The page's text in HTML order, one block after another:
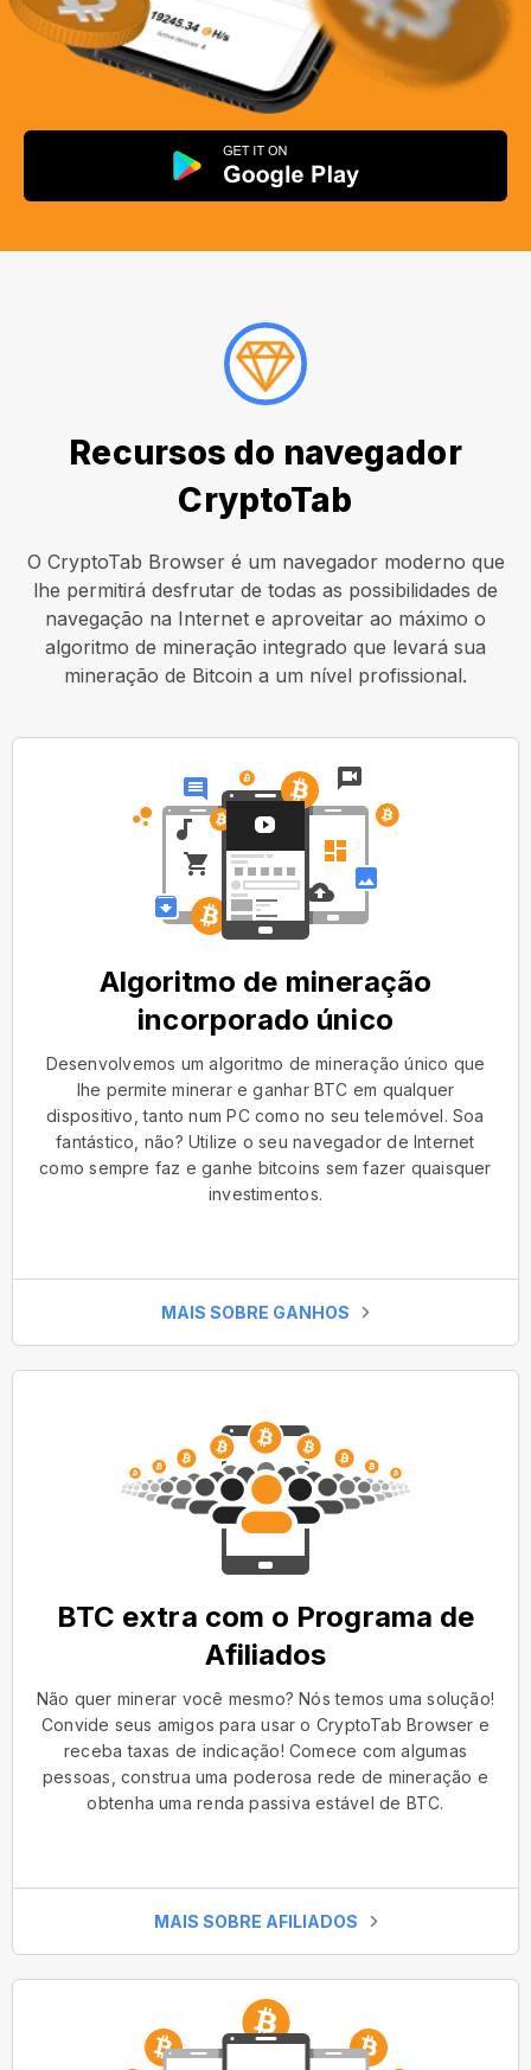
Recursos do navegador
CryptoTab
O CryptoTab Browser é um navegador moderno que
lhe permitirá desfrutar de todas as possibilidades de
navegação na Internet e aproveitar ao máximo o
algoritmo de mineração integrado que levará sua
mineração de Bitcoin a um nível profissional.
Algoritmo de mineração
incorporado único
Desenvolvemos um algoritmo de mineração único que
lhe permite minerar e ganhar BTC em qualquer
dispositivo, tanto num PC como no seu telemóvel. Soa
fantástico, não? Utilize o seu navegador de Internet
como sempre faz e ganhe bitcoins sem fazer quaisquer
investimentos.
MAIS SOBRE GANHOS
BTC extra com o Programa de
Afiliados
Não quer minerar você mesmo? Nós temos uma solução!
Convide seus amigos para usar o CryptoTab Browser e
receba taxas de indicação! Comece com algumas
pessoas, construa uma poderosa rede de mineração e
obtenha uma renda passiva estável de BTC.
MAIS SOBRE AFILIADOS